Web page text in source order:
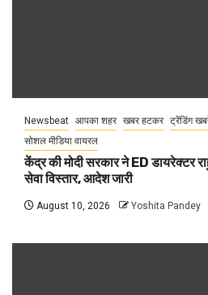
Newsbeat आपका शहर खबर हटकर ट्रेंडिंग
सोशल मीडिया वायरल
केंद्र की मोदी सरकार ने ED डायरेक्टर
सेवा विस्तार, आदेश जारी
August 10, 2026 Yoshita Pandey